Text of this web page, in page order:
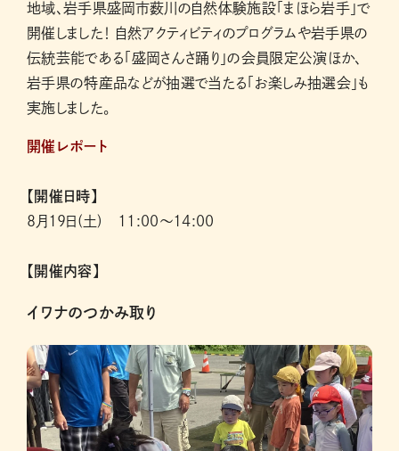
地域、岩手県盛岡市薮川の自然体験施設「まほら岩手」で
開催しました！ 自然アクティビティのプログラムや岩手県の
伝統芸能である「盛岡さんさ踊り」の会員限定公演ほか、
岩手県の特産品などが抽選で当たる「お楽しみ抽選会」も
実施しました。
開催レポート
【開催日時】
8月19日(土) 11:00～14:00
【開催内容】
イワナのつかみ取り